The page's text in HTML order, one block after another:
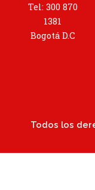
Tel: 300 870
1381
Bogotá D.C
Todos los